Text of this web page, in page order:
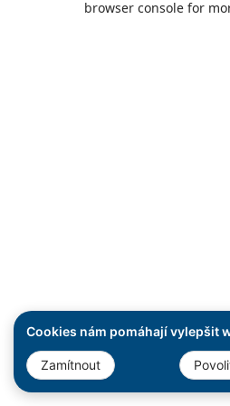
Cookies nám pomáhají vylepšit
Zamítnout
browser console for